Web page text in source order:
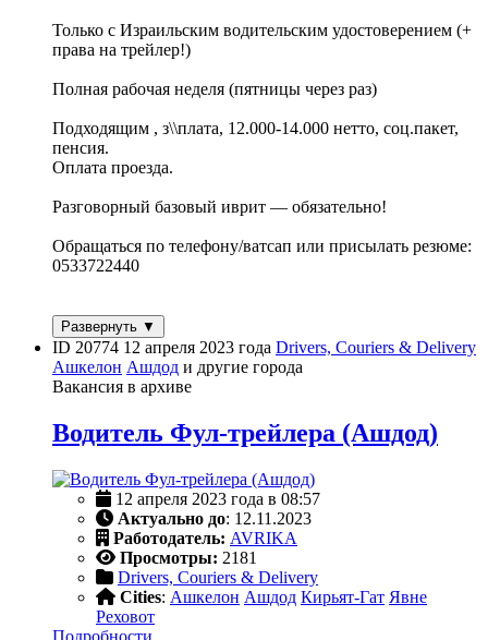
Только с Израильским водительским удостоверением (+
права на трейлер!)
Полная рабочая неделя (пятницы через раз)
Подходящим , з\\плата, 12.000-14.000 нетто, соц.пакет,
пенсия.
Оплата проезда.
Разговорный базовый иврит — обязательно!
Обращаться по телефону/ватсап или присылать резюме:
0533722440
Развернуть ▼
ID 20774 12 апреля 2023 года Drivers, Couriers & Delivery
Ашкелон Ашдод и другие города
Вакансия в архиве
Водитель Фул-трейлера (Ашдод)
12 апреля 2023 года в 08:57
Актуально до: 12.11.2023
Работодатель: AVRIKA
Просмотры: 2181
Drivers, Couriers & Delivery
Cities: Ашкелон Ашдод Кирьят-Гат Явне
Реховот
Подробности